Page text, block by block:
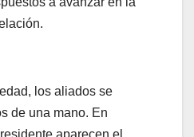
los aliados se
de una mano. En
aparecen el